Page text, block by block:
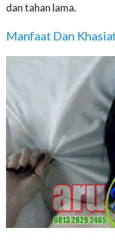
dan tahan lama.
Manfaat Dan